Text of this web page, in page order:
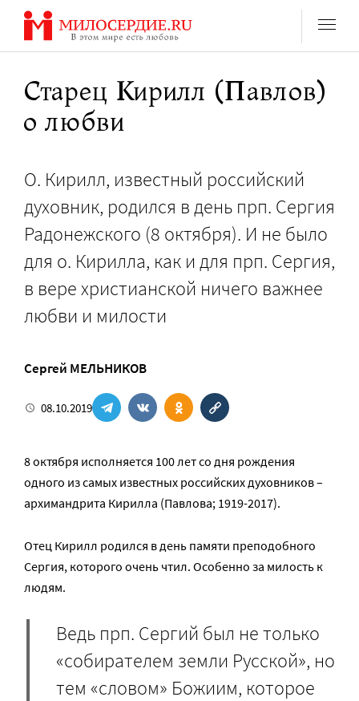
Перейти
содержанию
Старец Кирилл (Павлов)
о любви
О. Кирилл, известный российский
духовник, родился в день прп. Сергия
Радонежского (8 октября). И не было
для о. Кирилла, как и для прп. Сергия,
в вере христианской ничего важнее
любви и милости
Сергей МЕЛЬНИКОВ
08.10.2019
8 октября исполняется 100 лет со дня рождения
одного из самых известных российских духовников –
архимандрита Кирилла (Павлова; 1919-2017).
Отец Кирилл родился в день памяти преподобного
Сергия, которого очень чтил. Особенно за милость к
людям.
Ведь прп. Сергий был не только
«собирателем земли Русской», но
тем «словом» Божиим, которое